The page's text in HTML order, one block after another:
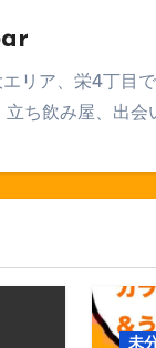
リア、栄4丁目
ち飲み屋、出会
未